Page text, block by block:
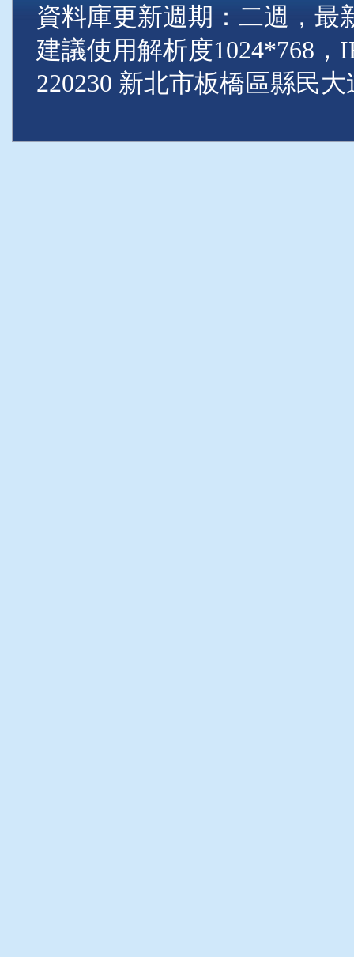
資料庫更新週期：二週，最
建議使用解析度1024*768
220230 新北市板橋區縣民